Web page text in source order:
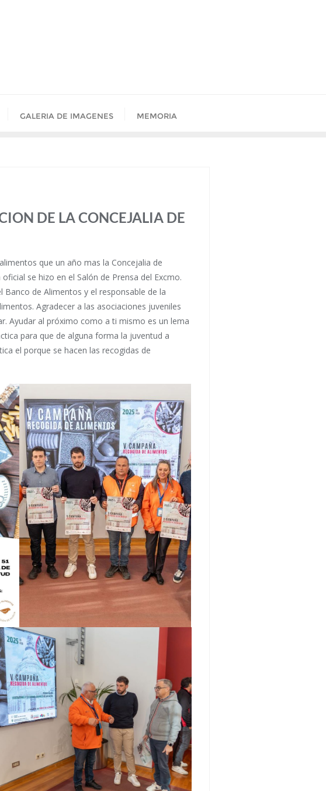
GALERIA DE IMAGENES MEMORIA
DE LA CONCEJALIA DE
que un año mas la Concejalia de
se hizo en el Salón de Prensa del Excmo.
de Alimentos y el responsable de la
Agradecer a las asociaciones juveniles
Ayudar al próximo como a ti mismo es un lema
para que de alguna forma la juventud a
el porque se hacen las recogidas de